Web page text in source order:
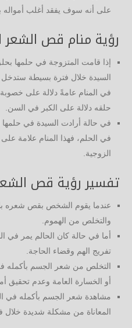
على أنه سوف يفقد أغلب
رؤية منام قص الشعر
إذا قامت المتزوجة في حلمها
السيدة خلال فترة بسيطة
في المنام عامةً دلالة على
حلقه دلالة على الكبر في السن.
في حالة أرادت السيدة في
في الحلم، فهذا المنام علامة على
الزوجية.
تفسير رؤية قص
عندما يقوم الشخص بقص شعره
والتخلص من الهموم.
أما في حالة كان الحالم يمر في
تفريج الهم وقضاء الحاجة.
التخلص من شعر الجسم بأكمله
أو الخسارة العامة وعدم تحقيق
مشاهدة شعر الجسم بأكمله في
المعاناة من مشكلة شديدة خلال